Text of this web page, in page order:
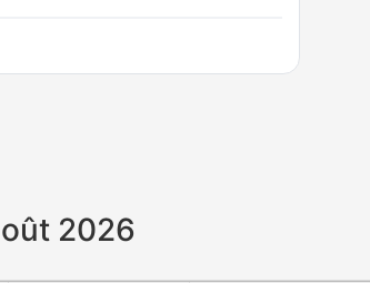
2026